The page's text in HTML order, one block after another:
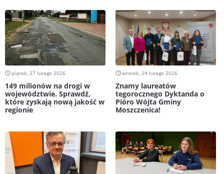
piątek, 27 lutego 2026
149 milionów na drogi w
województwie. Sprawdź,
które zyskają nową jakość w
regionie
wtorek, 24 lutego 2026
Znamy laureatów
tegorocznego Dyktanda o
Pióro Wójta Gminy
Moszczenica!